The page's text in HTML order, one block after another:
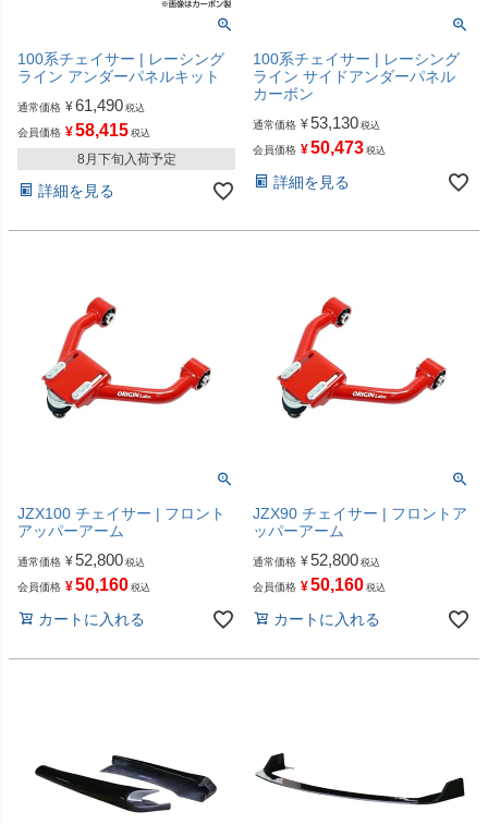
100系チェイサー | レーシング
ライン アンダーパネルキット
通常価格 ¥61,490 税込
会員価格 ¥58,415 税込
8月下旬入荷予定
詳細を見る
100系チェイサー | レーシング
ライン サイドアンダーパネル
カーボン
通常価格 ¥53,130 税込
会員価格 ¥50,473 税込
詳細を見る
JZX100 チェイサー | フロント
アッパーアーム
通常価格 ¥52,800 税込
会員価格 ¥50,160 税込
カートに入れる
JZX90 チェイサー | フロントア
ッパーアーム
通常価格 ¥52,800 税込
会員価格 ¥50,160 税込
カートに入れる